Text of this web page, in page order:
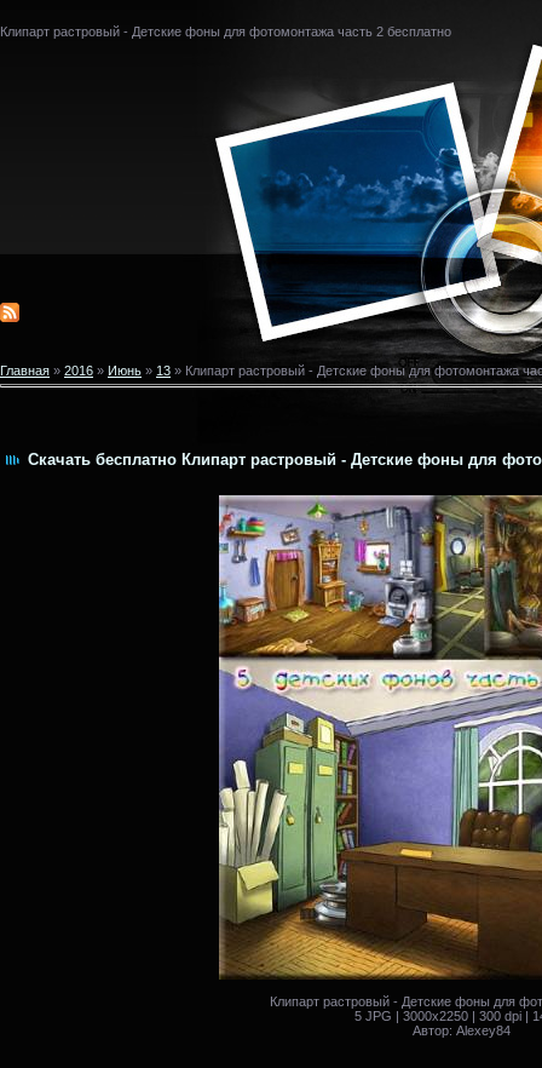
Клипарт растровый - Детские фоны для фотомонтажа часть 2 бесплатно
Главная » 2016 » Июнь » 13 » Клипарт растровый - Детские фоны для фотомонтажа
Скачать бесплатно Клипарт растровый - Детские фоны для
Клипарт растровый - Детские фоны для
5 JPG | 3000x2250 | 300 dpi |
Автор: Alexey84